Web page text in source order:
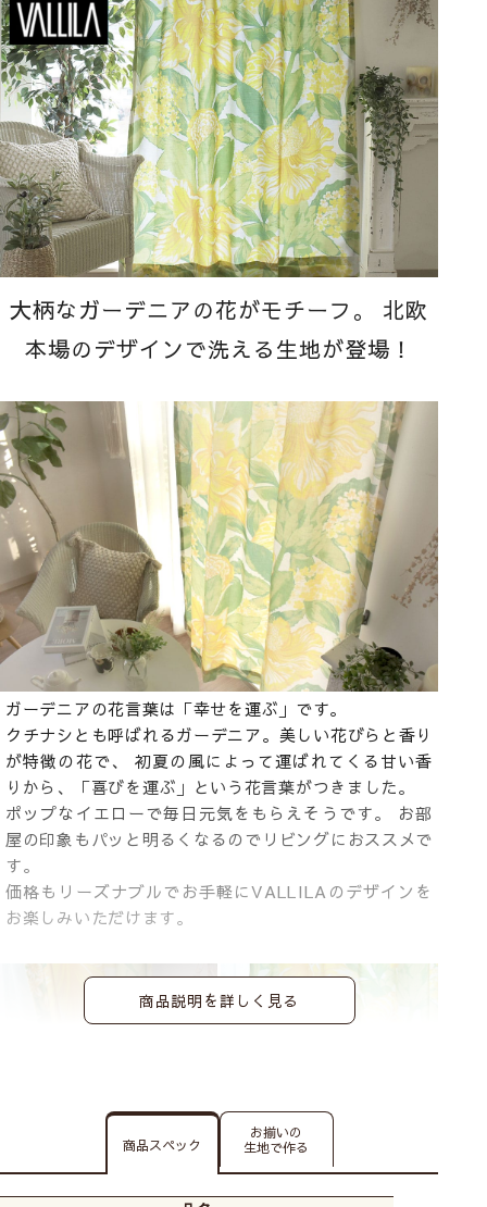
大柄なガーデニアの花がモチーフ。 北欧
本場のデザインで洗える生地が登場！
ガーデニアの花言葉は「幸せを運ぶ」です。
クチナシとも呼ばれるガーデニア。美しい花びらと香り
が特徴の花で、 初夏の風によって運ばれてくる甘い香
りから、「喜びを運ぶ」という花言葉がつきました。
ポップなイエローで毎日元気をもらえそうです。 お部
屋の印象もパッと明るくなるのでリビングにおススメで
す。
価格もリーズナブルでお手軽にVALLILAのデザインを
お楽しみいただけます。
商品説明を詳しく見る
商品スペック
お揃いの
生地で作る